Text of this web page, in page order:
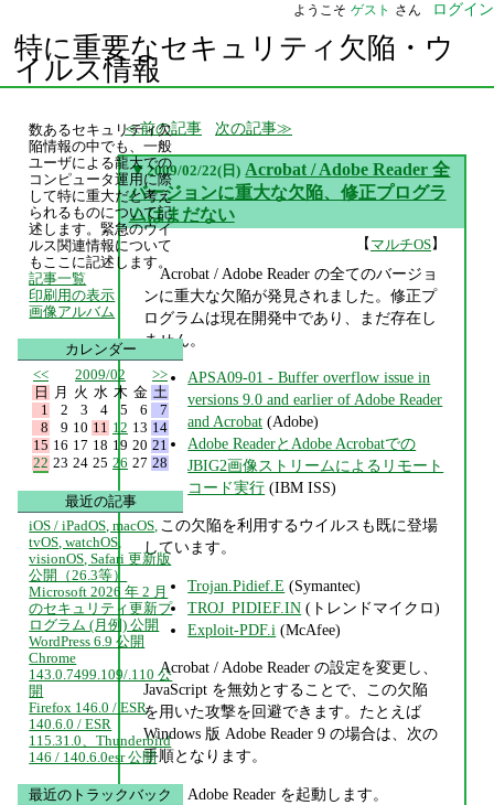
ようこそ ゲスト さん ログイン
特に重要なセキュリティ欠陥・ウ
イルス情報
前の記事 次の記事
▼ 2009/02/22(日) Acrobat / Adobe Reader 全
バージョンに重大な欠陥、修正プログラ
ムはまだない
【マルチOS】
Acrobat / Adobe Reader の全てのバージョ
ンに重大な欠陥が発見されました。修正プ
ログラムは現在開発中であり、まだ存在し
ません。
APSA09-01 - Buffer overflow issue in
versions 9.0 and earlier of Adobe Reader
and Acrobat (Adobe)
Adobe ReaderとAdobe Acrobatでの
JBIG2画像ストリームによるリモート
コード実行 (IBM ISS)
この欠陥を利用するウイルスも既に登場
しています。
Trojan.Pidief.E (Symantec)
TROJ_PIDIEF.IN (トレンドマイクロ)
Exploit-PDF.i (McAfee)
Acrobat / Adobe Reader の設定を変更し、
JavaScript を無効とすることで、この欠陥
を用いた攻撃を回避できます。たとえば
Windows 版 Adobe Reader 9 の場合は、次の
手順となります。
Adobe Reader を起動します。
数あるセキュリティ欠
陥情報の中でも、一般
ユーザによる龍大での
コンピュータ運用に際
して特に重大だと考え
られるものについて記
述します。緊急のウイ
ルス関連情報について
もここに記述します。
記事一覧
印刷用の表示
画像アルバム
カレンダー
<<
2009/02
>>
日
月 火 水 木 金 土
1
2 3 4 5 6
7
8
9 10 11 12 13 14
15 16 17 18 19 20 21
22 23 24 25 26 27 28
最近の記事
iOS / iPadOS, macOS,
tvOS, watchOS,
visionOS, Safari 更新版
公開（26.3等）
Microsoft 2026 年 2 月
のセキュリティ更新プ
ログラム (月例) 公開
WordPress 6.9 公開
Chrome
143.0.7499.109/.110 公
開
Firefox 146.0 / ESR
140.6.0 / ESR
115.31.0、Thunderbird
146 / 140.6.0esr 公開
最近のトラックバック